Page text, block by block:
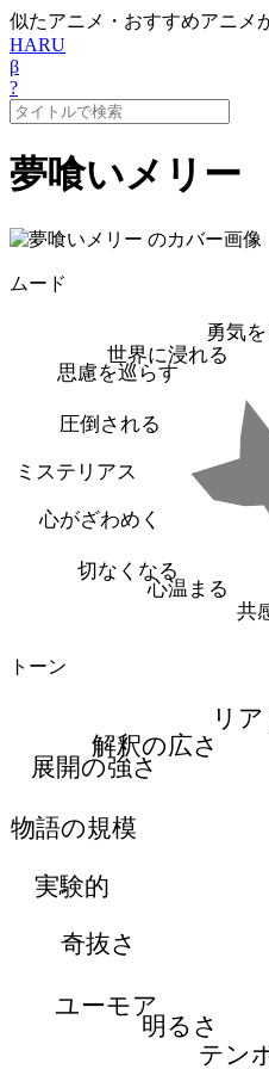
似たアニメ・おすすめアニメ
HARU
β
?
夢喰いメリー
ムード
勇気
共
心温まる
切なくなる
心がざわめく
ミステリアス
圧倒される
思慮を巡らす
世界に浸れる
トーン
リ
テン
明るさ
ユーモア
奇抜さ
実験的
物語の規模
展開の強さ
解釈の広さ